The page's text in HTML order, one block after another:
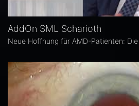
AddOn SML Scharioth